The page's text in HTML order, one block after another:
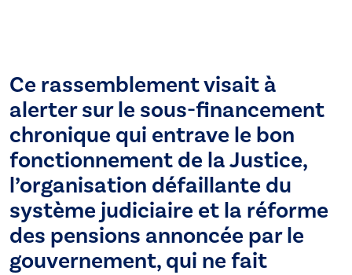
Ce rassemblement visait à
alerter sur le sous-financement
chronique qui entrave le bon
fonctionnement de la Justice,
l’organisation défaillante du
système judiciaire et la réforme
des pensions annoncée par le
gouvernement, qui ne fait